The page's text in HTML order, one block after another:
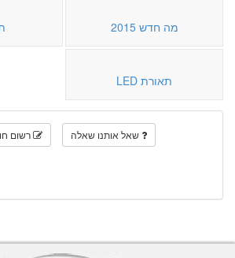
מה חדש 2015
תאורת LED
שאל אותנו שאלה רשום